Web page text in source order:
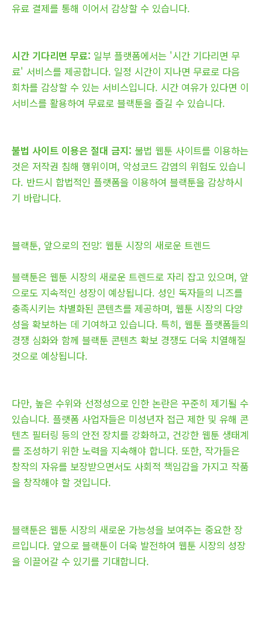
유료 결제를 통해 이어서 감상할 수 있습니다.
시간 기다리면 무료: 일부 플랫폼에서는 '시간 기다리면 무
료' 서비스를 제공합니다. 일정 시간이 지나면 무료로 다음
회차를 감상할 수 있는 서비스입니다. 시간 여유가 있다면 이
서비스를 활용하여 무료로 블랙툰을 즐길 수 있습니다.
불법 사이트 이용은 절대 금지: 불법 웹툰 사이트를 이용하는
것은 저작권 침해 행위이며, 악성코드 감염의 위험도 있습니
다. 반드시 합법적인 플랫폼을 이용하여 블랙툰을 감상하시
기 바랍니다.
블랙툰, 앞으로의 전망: 웹툰 시장의 새로운 트렌드
블랙툰은 웹툰 시장의 새로운 트렌드로 자리 잡고 있으며, 앞
으로도 지속적인 성장이 예상됩니다. 성인 독자들의 니즈를
충족시키는 차별화된 콘텐츠를 제공하며, 웹툰 시장의 다양
성을 확보하는 데 기여하고 있습니다. 특히, 웹툰 플랫폼들의
경쟁 심화와 함께 블랙툰 콘텐츠 확보 경쟁도 더욱 치열해질
것으로 예상됩니다.
다만, 높은 수위와 선정성으로 인한 논란은 꾸준히 제기될 수
있습니다. 플랫폼 사업자들은 미성년자 접근 제한 및 유해 콘
텐츠 필터링 등의 안전 장치를 강화하고, 건강한 웹툰 생태계
를 조성하기 위한 노력을 지속해야 합니다. 또한, 작가들은
창작의 자유를 보장받으면서도 사회적 책임감을 가지고 작품
을 창작해야 할 것입니다.
블랙툰은 웹툰 시장의 새로운 가능성을 보여주는 중요한 장
르입니다. 앞으로 블랙툰이 더욱 발전하여 웹툰 시장의 성장
을 이끌어갈 수 있기를 기대합니다.